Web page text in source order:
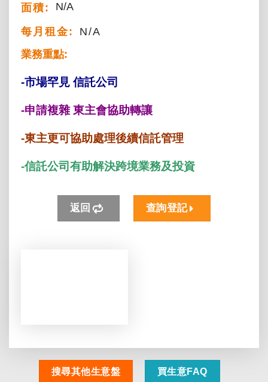
面積:
N/A
每月租金:
N/A
業務重點:
-市場罕見 信託公司
-申請複雜 東主會協助轉讓
-東主更可協助處理後續信託管理
-信託公司有助解決跨境業務及投資
返回 查詢登記
搜尋其他生意盤 買生意FAQ